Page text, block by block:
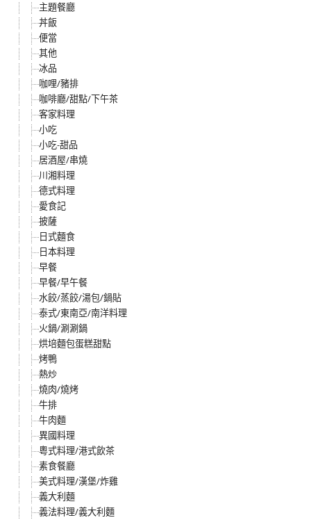
主題餐廳
丼飯
便當
其他
冰品
咖哩/豬排
咖啡廳/甜點/下午茶
客家料理
小吃
小吃-甜品
居酒屋/串燒
川湘料理
德式料理
愛食記
披薩
日式麵食
日本料理
早餐
早餐/早午餐
水餃/蒸餃/湯包/鍋貼
泰式/東南亞/南洋料理
火鍋/涮涮鍋
烘培麵包蛋糕甜點
烤鴨
熱炒
燒肉/燒烤
牛排
牛肉麵
異國料理
粵式料理/港式飲茶
素食餐廳
美式料理/漢堡/炸雞
義大利麵
義法料理/義大利麵